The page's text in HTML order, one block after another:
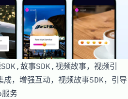
故事SDK,视频故事，视频引
，增强互动，视频故事SDK，引导
服务